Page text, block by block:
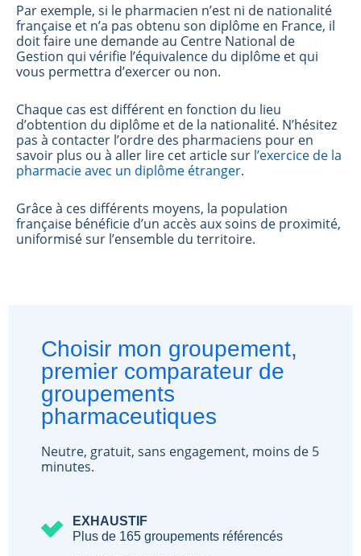
Par exemple, si le pharmacien n’est ni de nationalité
française et n’a pas obtenu son diplôme en France, il
doit faire une demande au Centre National de
Gestion qui vérifie l’équivalence du diplôme et qui
vous permettra d’exercer ou non.
Chaque cas est différent en fonction du lieu
d’obtention du diplôme et de la nationalité. N’hésitez
pas à contacter l’ordre des pharmaciens pour en
savoir plus ou à aller lire cet article sur l’exercice de la
pharmacie avec un diplôme étranger.
Grâce à ces différents moyens, la population
française bénéficie d’un accès aux soins de proximité,
uniformisé sur l’ensemble du territoire.
Choisir mon groupement,
premier comparateur de
groupements
pharmaceutiques
Neutre, gratuit, sans engagement, moins de 5
minutes.
EXHAUSTIF
Plus de 165 groupements référencés